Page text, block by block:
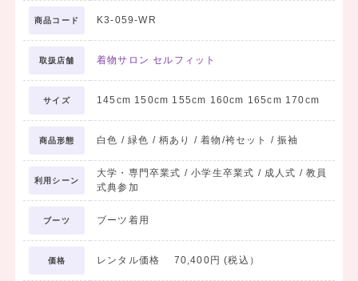
商品コード K3-059-WR
取扱店舗 着物サロン セルフィット
サイズ 145cm 150cm 155cm 160cm 165cm 170cm
商品形態 白色 / 緑色 / 柄あり / 着物/袴セット / 振袖
利用シーン
大学・専門卒業式 / 小学生卒業式 / 成人式 / 教員
式典参加
ブーツ ブーツ着用
価格 レンタル価格 70,400円 (税込）